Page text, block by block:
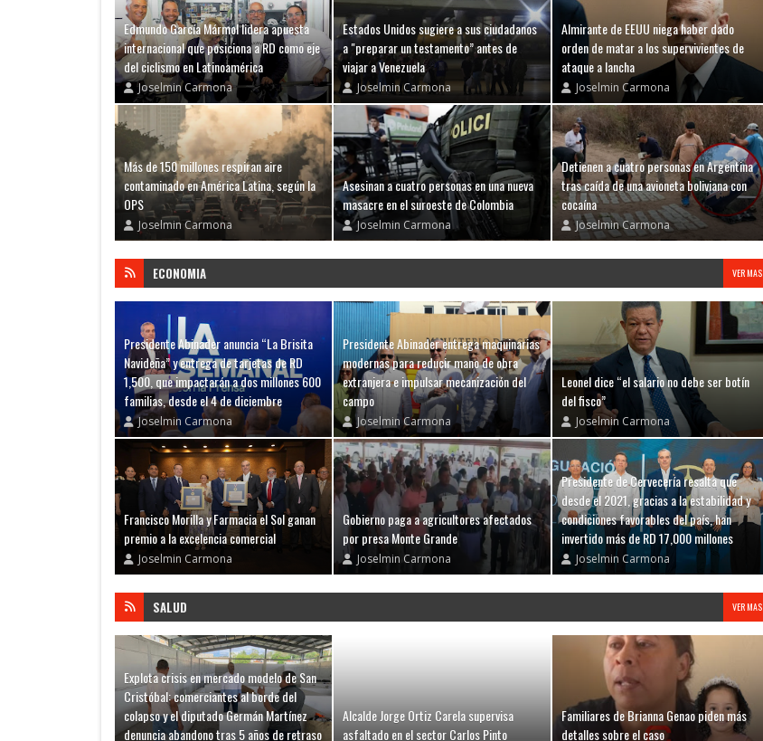
Edmundo García Mármol lidera apuesta
internacional que posiciona a RD como eje
del ciclismo en Latinoamérica
Joselmin Carmona
Estados Unidos sugiere a sus ciudadanos
a "preparar un testamento” antes de
viajar a Venezuela
Joselmin Carmona
Almirante de EEUU niega haber dado
orden de matar a los supervivientes de
ataque a lancha
Joselmin Carmona
Más de 150 millones respiran aire
contaminado en América Latina, según la
OPS
Joselmin Carmona
Asesinan a cuatro personas en una nueva
masacre en el suroeste de Colombia
Joselmin Carmona
Detienen a cuatro personas en Argentina
tras caída de una avioneta boliviana con
cocaína
Joselmin Carmona
ECONOMIA VER MAS
Presidente Abinader anuncia “La Brisita
Navideña” y entrega de tarjetas de RD
1,500, que impactarán a dos millones 600
familias, desde el 4 de diciembre
Joselmin Carmona
Presidente Abinader entrega maquinarias
modernas para reducir mano de obra
extranjera e impulsar mecanización del
campo
Joselmin Carmona
Leonel dice “el salario no debe ser botín
del fisco”
Joselmin Carmona
Francisco Morilla y Farmacia el Sol ganan
premio a la excelencia comercial
Joselmin Carmona
Gobierno paga a agricultores afectados
por presa Monte Grande
Joselmin Carmona
Presidente de Cervecería resalta que
desde el 2021, gracias a la estabilidad y
condiciones favorables del país, han
invertido más de RD 17,000 millones
Joselmin Carmona
SALUD VER MAS
Explota crisis en mercado modelo de San
Cristóbal: comerciantes al borde del
colapso y el diputado Germán Martínez
denuncia abandono tras 5 años de retraso
Alcalde Jorge Ortiz Carela supervisa
asfaltado en el sector Carlos Pinto
Familiares de Brianna Genao piden más
detalles sobre el caso